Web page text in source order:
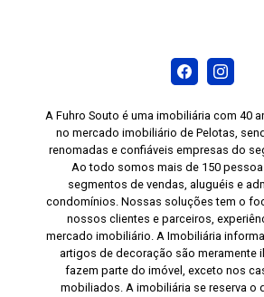
A Fuhro Souto é uma imobiliária com 40
no mercado imobiliário de Pelotas,
renomadas e confiáveis empresas do
Ao todo somos mais de 150
segmentos de vendas, aluguéis e
condomínios. Nossas soluções tem o
nossos clientes e parceiros,
mercado imobiliário. A Imobiliária
artigos de decoração são meramente
fazem parte do imóvel, exceto nos
mobiliados. A imobiliária se reserva o